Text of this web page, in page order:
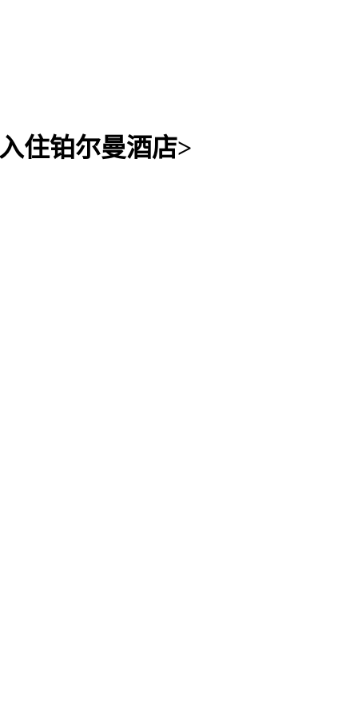
住铂尔曼酒店>